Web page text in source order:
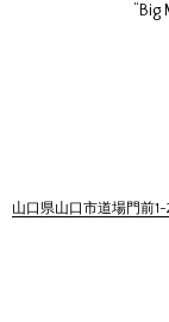
“Big
山口県山口市道場門前